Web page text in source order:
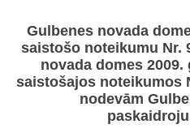
Gulbenes novada
saistošo noteikumu Nr.
novada domes 2009.
saistošajos noteikumos
nodevām